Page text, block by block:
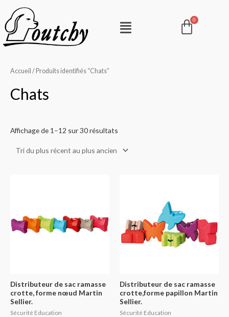
contenu
Menu
Accueil / Produits identifiés “Chats”
Chats
Affichage de 1–12 sur 30 résultats
Distributeur de sac ramasse
crotte, forme nœud Martin
Sellier.
Sécurité Education
Distributeur de sac ramasse
crotte,forme papillon Martin
Sellier.
Sécurité Education